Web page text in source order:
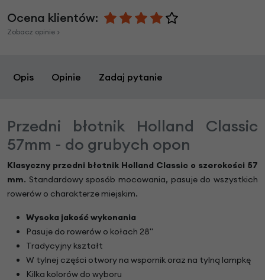
Ocena klientów:
Zobacz opinie >
Opis Opinie Zadaj pytanie
Przedni błotnik Holland Classic
57mm - do grubych opon
Klasyczny przedni błotnik Holland Classic o szerokości 57
mm. Standardowy sposób mocowania, pasuje do wszystkich
rowerów o charakterze miejskim.
Wysoka jakość wykonania
Pasuje do rowerów o kołach 28"
Tradycyjny kształt
W tylnej części otwory na wspornik oraz na tylną lampkę
Kilka kolorów do wyboru